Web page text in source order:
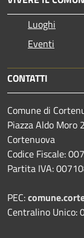
Luoghi
Eventi
CONTATTI
Comune di
Piazza Aldo
Cortenuova
Codice Fiscale:
Partita IVA:
PEC:
Centralino Unico: